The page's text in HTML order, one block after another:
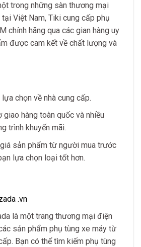
trong những sàn thương mại
Việt Nam, Tiki cung cấp phụ
chính hãng qua các gian hàng uy
được cam kết về chất lượng và
lựa chọn về nhà cung cấp.
giao hàng toàn quốc và nhiều
trình khuyến mãi.
sản phẩm từ người mua trước
lựa chọn loại tốt hơn.
.vn
là một trang thương mại điện
sản phẩm phụ tùng xe máy từ
Bạn có thể tìm kiếm phụ tùng